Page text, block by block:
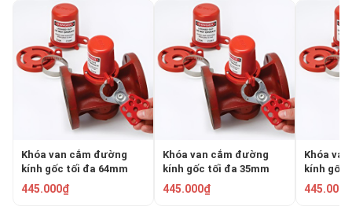
Khóa van cắm đường
kính gốc tối đa 64mm
PROLOCKEY PVL04
445.000₫
Khóa van cắm đường
kính gốc tối đa 35mm
PROLOCKEY PVL02
445.000₫
Khóa
kính gốc
445.000₫